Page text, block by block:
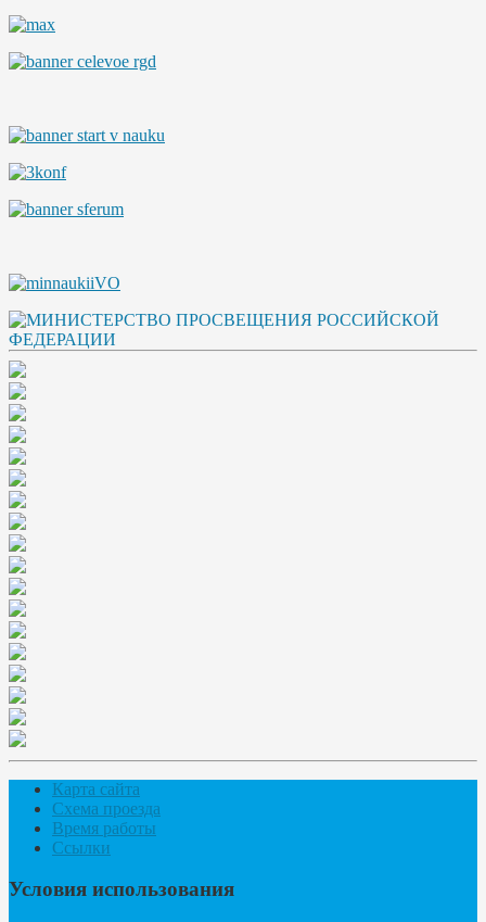
Карта сайта
Схема проезда
Время работы
Ссылки
Условия использования